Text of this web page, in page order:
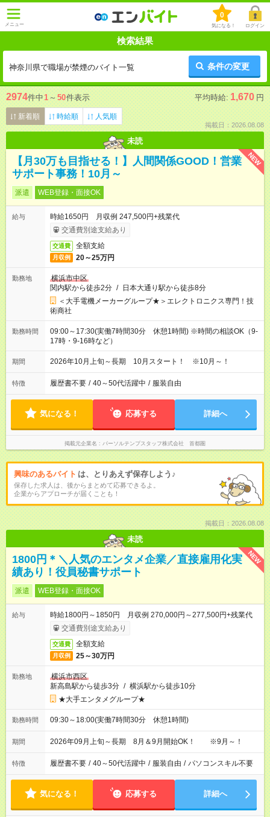
メニュー
0
気になる！ ログイン
検索結果
神奈川県で職場が禁煙のバイト一覧 条件の変更
2974件中1 ～ 50件表示 平均時給: 1,670 円
新着順 時給順 人気順
掲載日：2026.08.08
未読
NEW
【月30万も目指せる！】人間関係GOOD！営業
サポート事務！10月～
派遣 WEB登録・面接OK
給与
時給1650円 月収例 247,500円+残業代
交通費別途支給あり
交通費 全額支給
月収例 20～25万円
勤務地
横浜市中区
関内駅から徒歩2分 / 日本大通り駅から徒歩8分
＜大手電機メーカーグループ★＞エレクトロニクス専門！技
術商社
勤務時間
09:00～17:30(実働7時間30分 休憩1時間) ※時間の相談OK（9‐
17時・9‐16時など）
期間 2026年10月上旬～長期 10月スタート！ ※10月～！
特徴 履歴書不要 / 40～50代活躍中 / 服装自由
気になる！ 応募する 詳細へ
掲載元企業名 パーソルテンプスタッフ株式会社 首都圏
興味のあるバイト は、とりあえず保存しよう♪
保存した求人は、後からまとめて応募できるよ。
企業からアプローチが届くことも！
掲載日：2026.08.08
未読
NEW
1800円＊＼人気のエンタメ企業／直接雇用化実
績あり！役員秘書サポート
派遣 WEB登録・面接OK
給与
時給1800円～1850円 月収例 270,000円～277,500円+残業代
交通費別途支給あり
交通費 全額支給
月収例 25～30万円
勤務地
横浜市西区
新高島駅から徒歩3分 / 横浜駅から徒歩10分
★大手エンタメグループ★
勤務時間 09:30～18:00(実働7時間30分 休憩1時間)
期間 2026年09月上旬～長期 8月＆9月開始OK！ ※9月～！
特徴 履歴書不要 / 40～50代活躍中 / 服装自由 / パソコンスキル不要
気になる！ 応募する 詳細へ